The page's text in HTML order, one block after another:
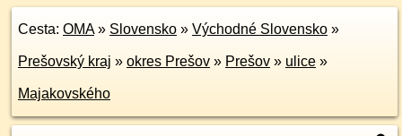
Cesta: OMA» Slovensko » Východné Slovensko »
Prešovský kraj » okres Prešov » Prešov » ulice »
Majakovského